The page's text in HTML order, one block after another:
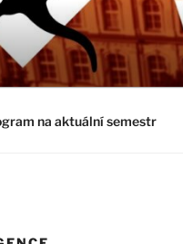
a obecnější
na aktuální semestr